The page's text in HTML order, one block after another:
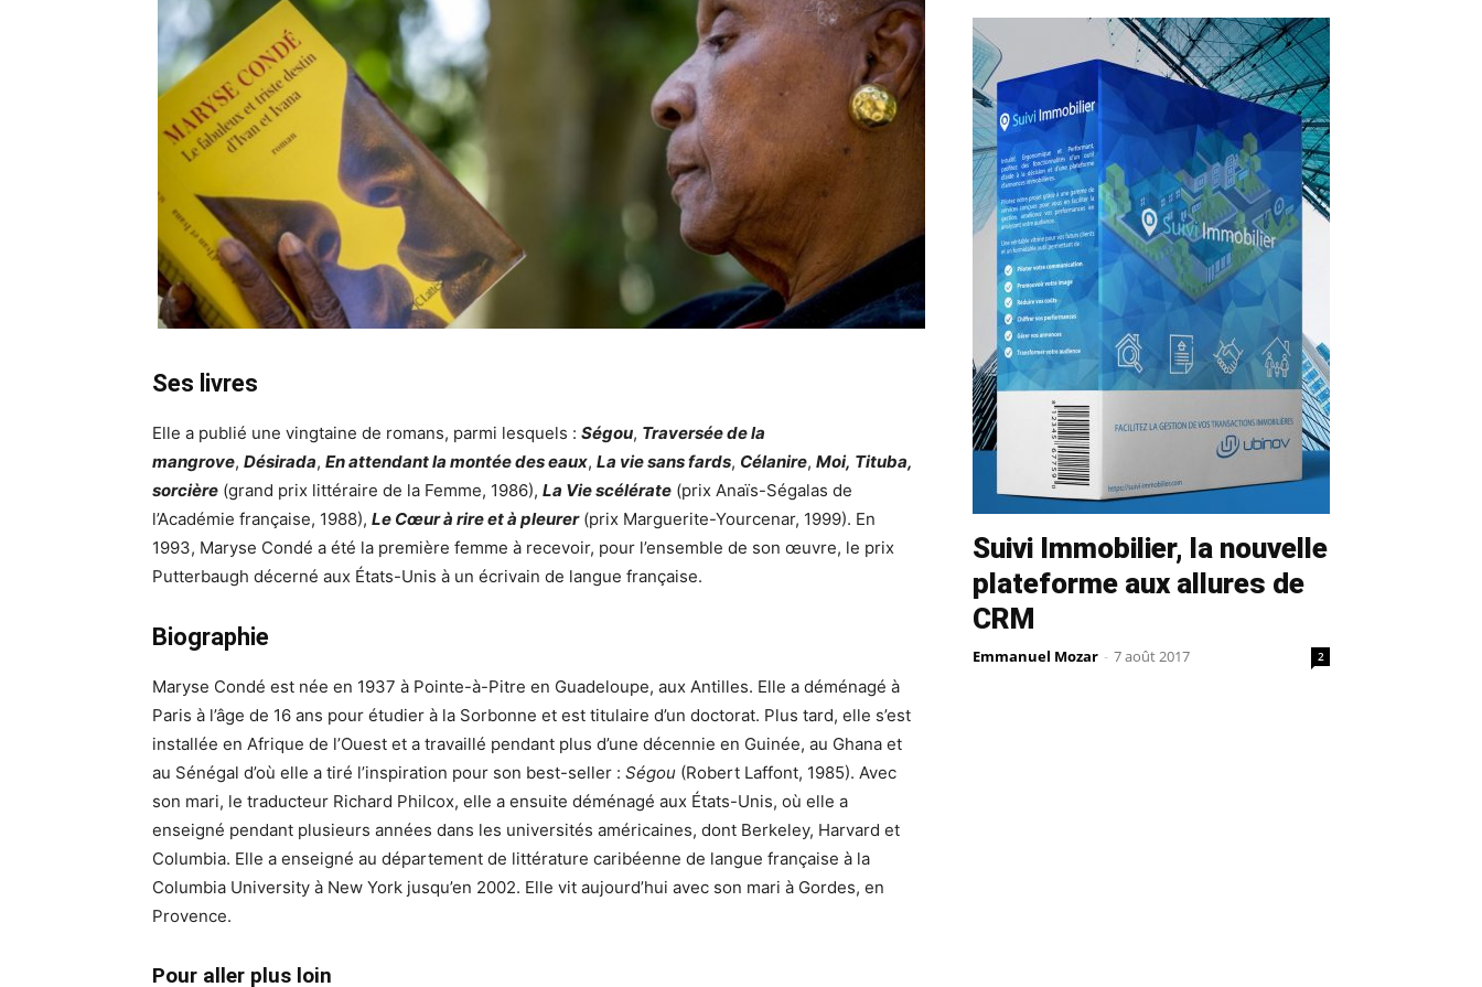
Ses livres
Elle a publié une vingtaine de romans, parmi lesquels : Ségou, Traversée de la
mangrove, Désirada, En attendant la montée des eaux, La vie sans fards, Célanire, Moi, Tituba,
sorcière (grand prix littéraire de la Femme, 1986), La Vie scélérate (prix Anaïs-Ségalas de
l’Académie française, 1988), Le Cœur à rire et à pleurer(prix Marguerite-Yourcenar, 1999). En
1993, Maryse Condé a été la première femme à recevoir, pour l’ensemble de son œuvre, le prix
Putterbaugh décerné aux États-Unis à un écrivain de langue française.
Biographie
Maryse Condé est née en 1937 à Pointe-à-Pitre en Guadeloupe, aux Antilles. Elle a déménagé à
Paris à l’âge de 16 ans pour étudier à la Sorbonne et est titulaire d’un doctorat. Plus tard, elle s’est
installée en Afrique de l’Ouest et a travaillé pendant plus d’une décennie en Guinée, au Ghana et
au Sénégal d’où elle a tiré l’inspiration pour son best-seller : Ségou (Robert Laffont, 1985). Avec
son mari, le traducteur Richard Philcox, elle a ensuite déménagé aux États-Unis, où elle a
enseigné pendant plusieurs années dans les universités américaines, dont Berkeley, Harvard et
Columbia. Elle a enseigné au département de littérature caribéenne de langue française à la
Columbia University à New York jusqu’en 2002. Elle vit aujourd’hui avec son mari à Gordes, en
Provence.
Pour aller plus loin
Suivi Immobilier, la nouvelle
plateforme aux allures de
CRM
Emmanuel Mozar - 7 août 2017 2